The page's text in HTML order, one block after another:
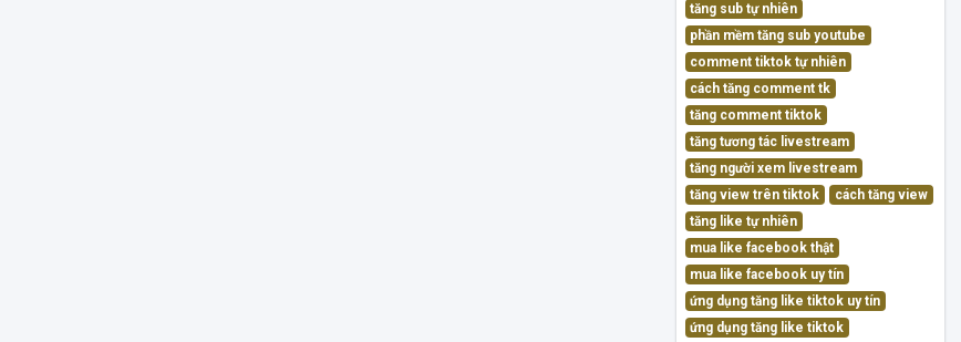
tăng sub tự nhiên
phần mềm tăng sub youtube
comment tiktok tự nhiên
cách tăng comment tk
tăng comment tiktok
tăng tương tác livestream
tăng người xem livestream
tăng view trên tiktok
cách tăng view
tăng like tự nhiên
mua like facebook thật
mua like facebook uy tín
ứng dụng tăng like tiktok uy tín
ứng dụng tăng like tiktok